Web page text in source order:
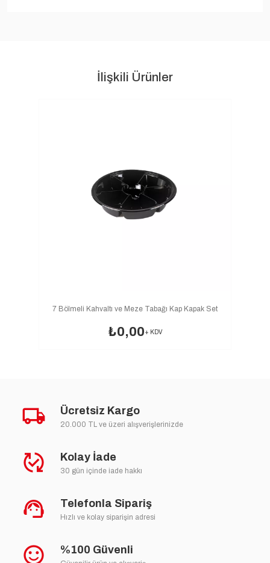
İlişkili Ürünler
7 Bölmeli Kahvaltı ve Meze Tabağı Kap Kapak Set
0,00+ KDV
local_shipping Ücretsiz Kargo
20.000 TL ve üzeri alışverişlerinizde
published_with_changes Kolay İade
30 gün içinde iade hakkı
support_agent Telefonla Sipariş
Hızlı ve kolay siparişin adresi
sentiment_satisfied %100 Güvenli